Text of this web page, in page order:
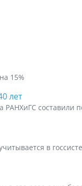
15%
лет
РАНХиГС составили
в